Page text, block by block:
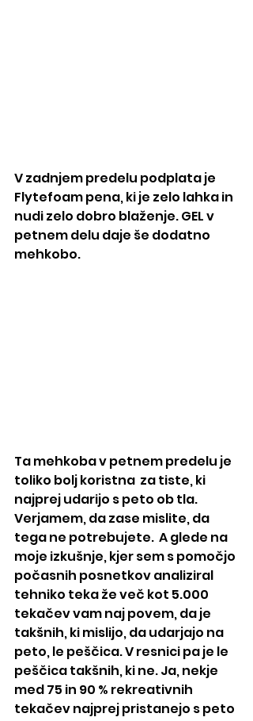
V zadnjem predelu podplata je
Flytefoam pena, ki je zelo lahka in
nudi zelo dobro blaženje. GEL v
petnem delu daje še dodatno
mehkobo.
Ta mehkoba v petnem predelu je
toliko bolj koristna  za tiste, ki
najprej udarijo s peto ob tla.
Verjamem, da zase mislite, da
tega ne potrebujete.  A glede na
moje izkušnje, kjer sem s pomočjo
počasnih posnetkov analiziral
tehniko teka že več kot 5.000
tekačev vam naj povem, da je
takšnih, ki mislijo, da udarjajo na
peto, le peščica. V resnici pa je le
peščica takšnih, ki ne. Ja, nekje
med 75 in 90 % rekreativnih
tekačev najprej pristanejo s peto